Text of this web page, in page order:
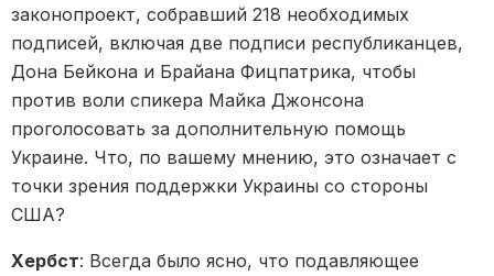
законопроект, собравший 218 необходимых
подписей, включая две подписи республиканцев,
Дона Бейкона и Брайана Фицпатрика, чтобы
против воли спикера Майка Джонсона
проголосовать за дополнительную помощь
Украине. Что, по вашему мнению, это означает с
точки зрения поддержки Украины со стороны
США?
Хербст: Всегда было ясно, что подавляющее